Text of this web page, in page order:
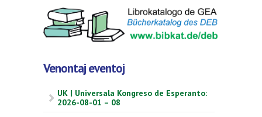
Venontaj eventoj
UK | Universala Kongreso de Esperanto:
2026-08-01 – 08